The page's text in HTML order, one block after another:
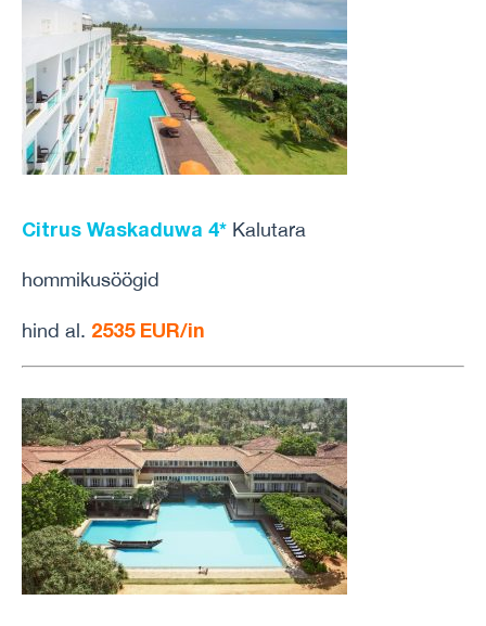
Citrus Waskaduwa 4* Kalutara
hommikusöögid
hind al. 2535 EUR/in